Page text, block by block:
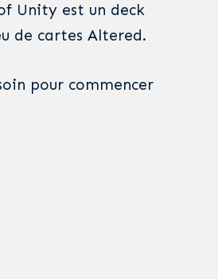
Unity est un deck
de cartes Altered.
pour commencer